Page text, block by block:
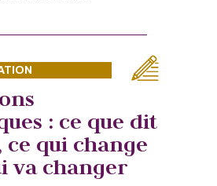
: ce que dit
qui change
va changer